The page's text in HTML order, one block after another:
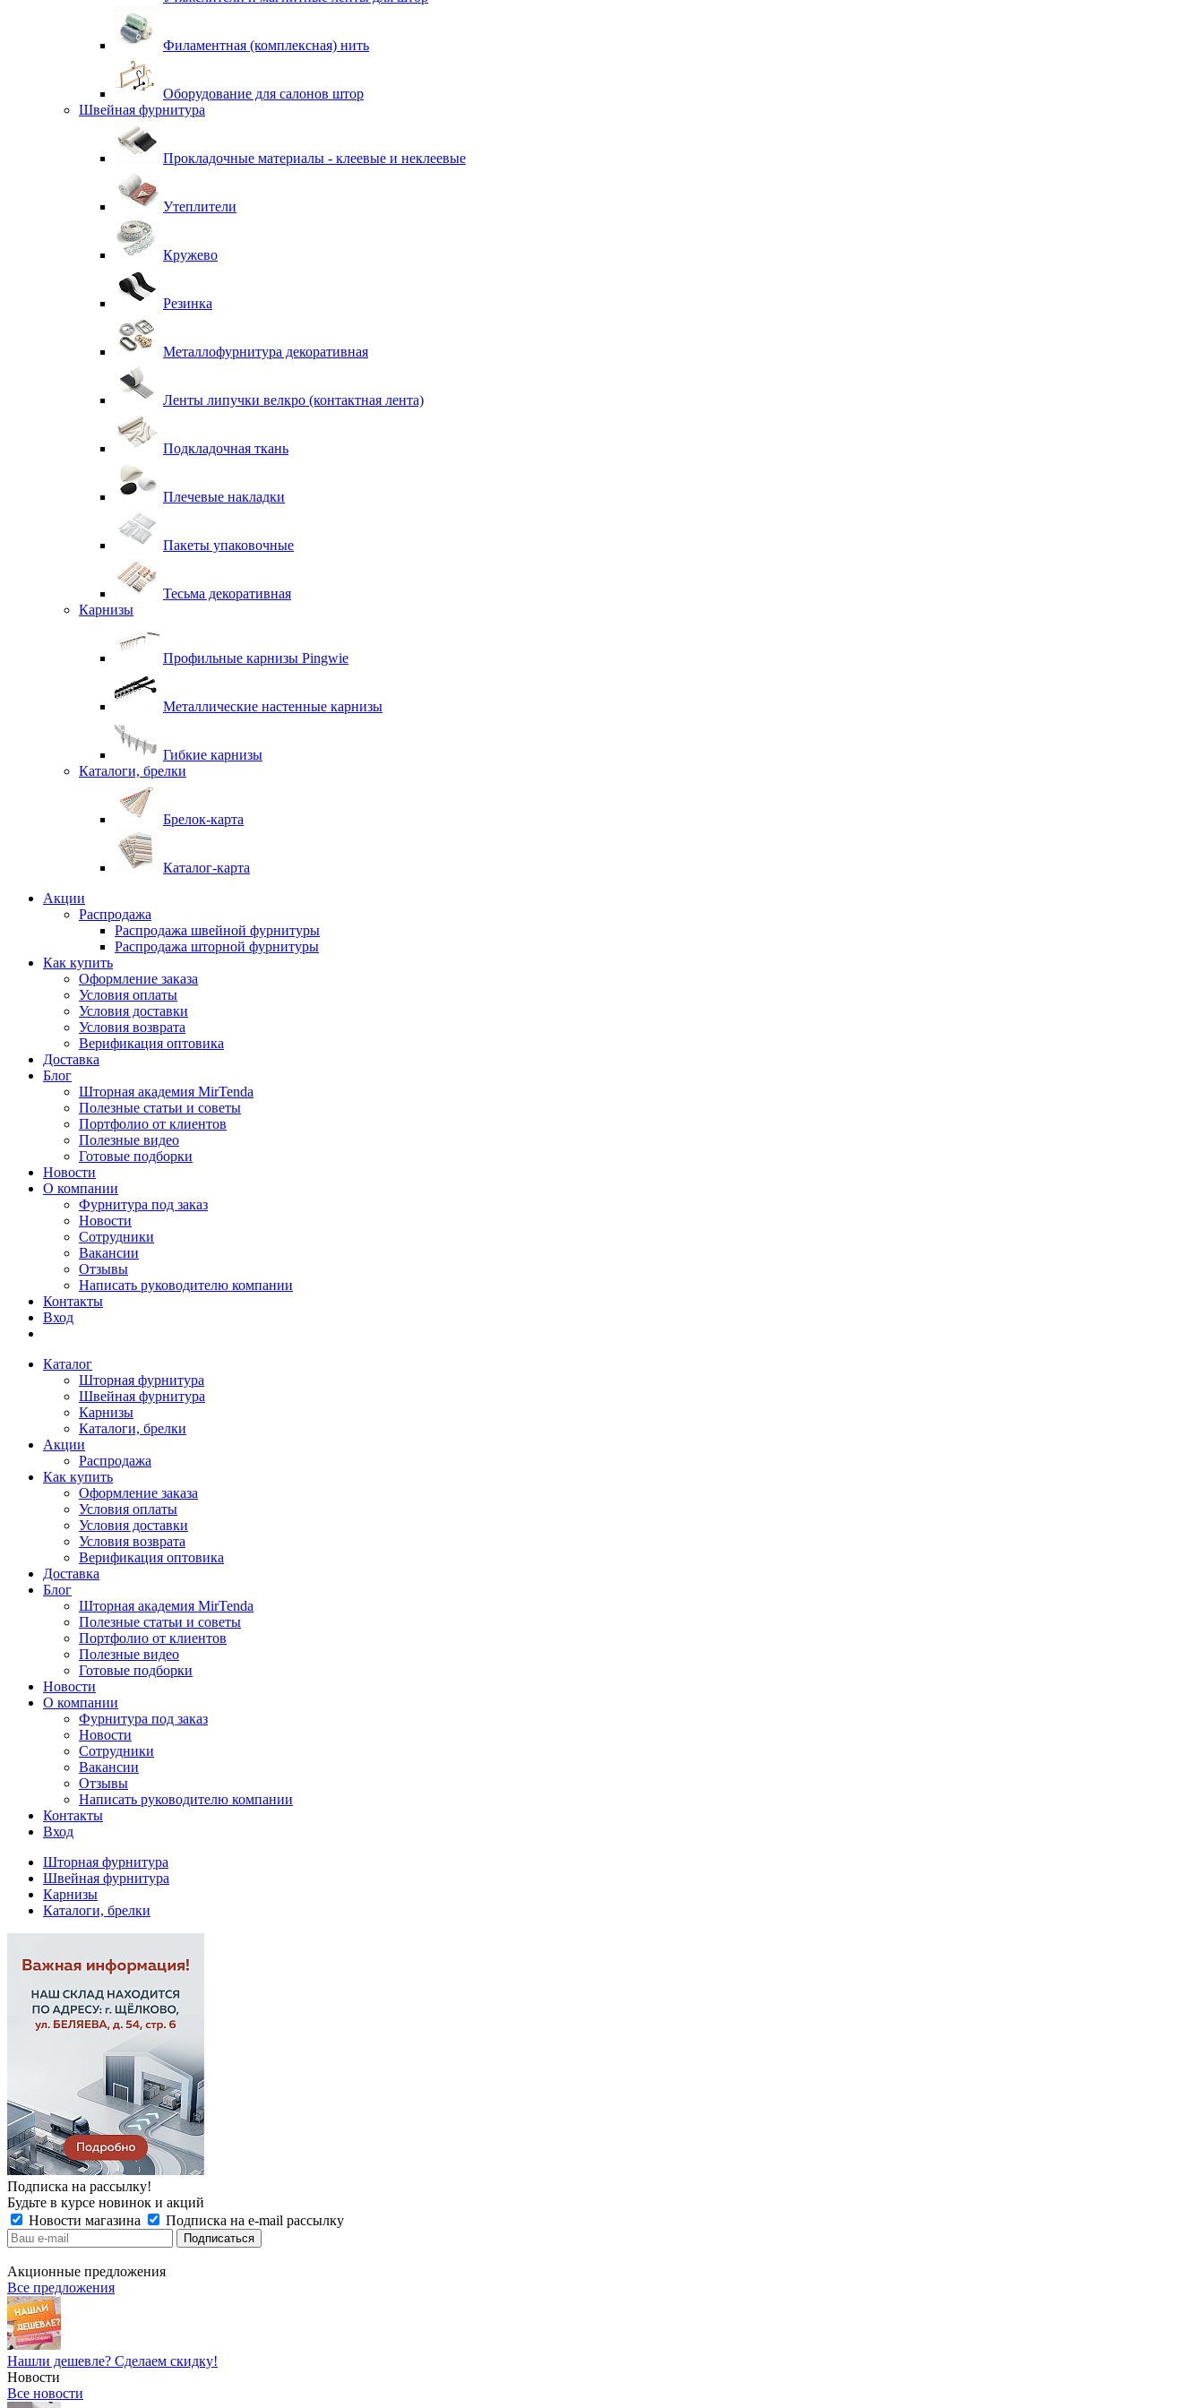
Филаментная (комплексная) нить
Оборудование для салонов штор
Швейная фурнитура
Прокладочные материалы - клеевые и неклеевые
Утеплители
Кружево
Резинка
Металлофурнитура декоративная
Ленты липучки велкро (контактная лента)
Подкладочная ткань
Плечевые накладки
Пакеты упаковочные
Тесьма декоративная
Карнизы
Профильные карнизы Pingwie
Металлические настенные карнизы
Гибкие карнизы
Каталоги, брелки
Брелок-карта
Каталог-карта
Акции
Распродажа
Распродажа швейной фурнитуры
Распродажа шторной фурнитуры
Как купить
Оформление заказа
Условия оплаты
Условия доставки
Условия возврата
Верификация оптовика
Доставка
Блог
Шторная академия MirTenda
Полезные статьи и советы
Портфолио от клиентов
Полезные видео
Готовые подборки
Новости
О компании
Фурнитура под заказ
Новости
Сотрудники
Вакансии
Отзывы
Написать руководителю компании
Контакты
Вход
Каталог
Шторная фурнитура
Швейная фурнитура
Карнизы
Каталоги, брелки
Акции
Распродажа
Как купить
Оформление заказа
Условия оплаты
Условия доставки
Условия возврата
Верификация оптовика
Доставка
Блог
Шторная академия MirTenda
Полезные статьи и советы
Портфолио от клиентов
Полезные видео
Готовые подборки
Новости
О компании
Фурнитура под заказ
Новости
Сотрудники
Вакансии
Отзывы
Написать руководителю компании
Контакты
Вход
Шторная фурнитура
Швейная фурнитура
Карнизы
Каталоги, брелки
Подписка на рассылку!
Будьте в курсе новинок и акций
Новости магазина
Подписка на e-mail рассылку
Акционные предложения
Все предложения
Нашли дешевле? Сделаем скидку!
Новости
Все новости